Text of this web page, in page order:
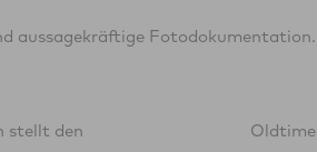
aussagekräftige Fotodokumentation.
stellt den